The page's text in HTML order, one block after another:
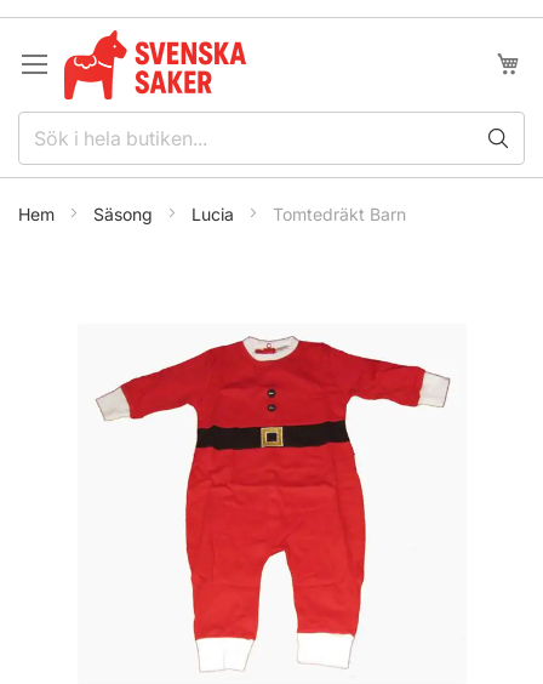
Hoppa
innehållet
Min
Hem Säsong Lucia Tomtedräkt Barn